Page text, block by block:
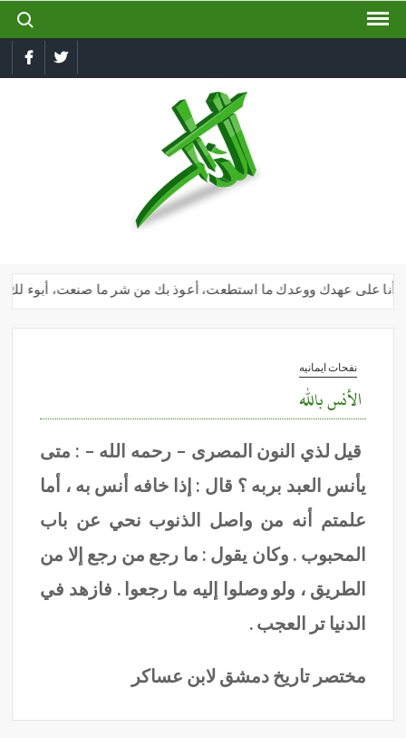
Skip
for:
Twitter
وأنا على عهدك ووعدك ما استطعت، أعوذ بك من شر ما صنعت، أبوء لك
نفحات ايمانيه
الأنس بالله
قيل لذي النون المصرى – رحمه الله – : متى
يأنس العبد بربه ؟ قال : إذا خافه أنس به ، أما
علمتم أنه من واصل الذنوب نحي عن باب
المحبوب . وكان يقول : ما رجع من رجع إلا من
الطريق ، ولو وصلوا إليه ما رجعوا . فازهد في
الدنيا تر العجب .
مختصر تاريخ دمشق لابن عساكر